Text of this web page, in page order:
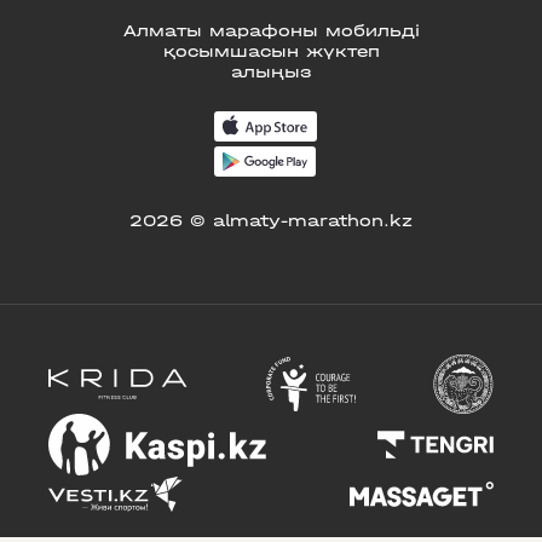
Алматы марафоны мобильді
қосымшасын жүктеп
алыңыз
2026 © almaty-marathon.kz